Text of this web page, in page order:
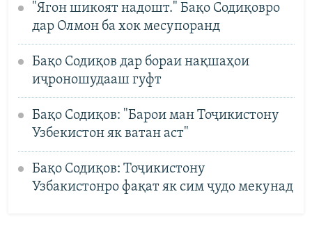
"Ягон шикоят надошт." Бақо Содиқовро
дар Олмон ба хок месупоранд
Бақо Содиқов дар бораи нақшаҳои
иҷроношудааш гуфт
Бақо Содиқов: "Барои ман Тоҷикистону
Узбекистон як ватан аст"
Бақо Содиқов: Тоҷикистону
Узбакистонро фақат як сим ҷудо мекунад